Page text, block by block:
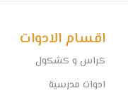
اقسام الادوات
كراس و كشكول
ادوات مدرسية